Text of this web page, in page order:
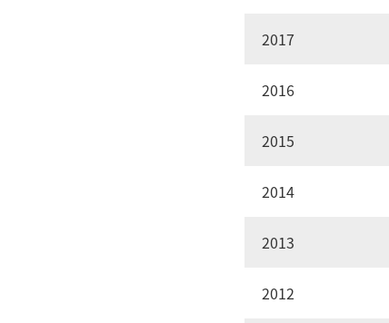
2017
2016
2015
2014
2013
2012